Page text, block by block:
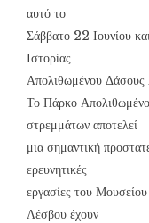
αυτό το
Σάββατο 22 Ιουνίου
Ιστορίας
Απολιθωμένου
Το Πάρκο
στρεμμάτων αποτελεί
μια σημαντική
ερευνητικές
εργασίες του
Λέσβου έχουν